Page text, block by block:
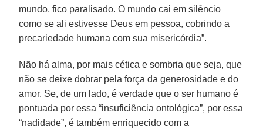
mundo, fico paralisado. O mundo cai em silêncio
como se ali estivesse Deus em pessoa, cobrindo a
precariedade humana com sua misericórdia”.
Não há alma, por mais cética e sombria que seja, que
não se deixe dobrar pela força da generosidade e do
amor. Se, de um lado, é verdade que o ser humano é
pontuada por essa “insuficiência ontológica”, por essa
“nadidade”, é também enriquecido com a